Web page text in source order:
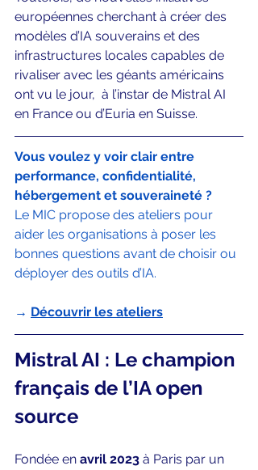
européennes cherchant à créer des
modèles d’IA souverains et des
infrastructures locales capables de
rivaliser avec les géants américains
ont vu le jour,  à l’instar de Mistral AI
en France ou d’Euria en Suisse.
Vous voulez y voir clair entre
performance, confidentialité,
hébergement et souveraineté ?
Le MIC propose des ateliers pour
aider les organisations à poser les
bonnes questions avant de choisir ou
déployer des outils d’IA.
→ Découvrir les ateliers
Mistral AI : Le champion
français de l’IA open
source
Fondée en avril 2023 à Paris par un